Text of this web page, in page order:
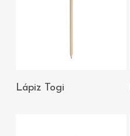
AÑADIR AL
Lápiz Togi